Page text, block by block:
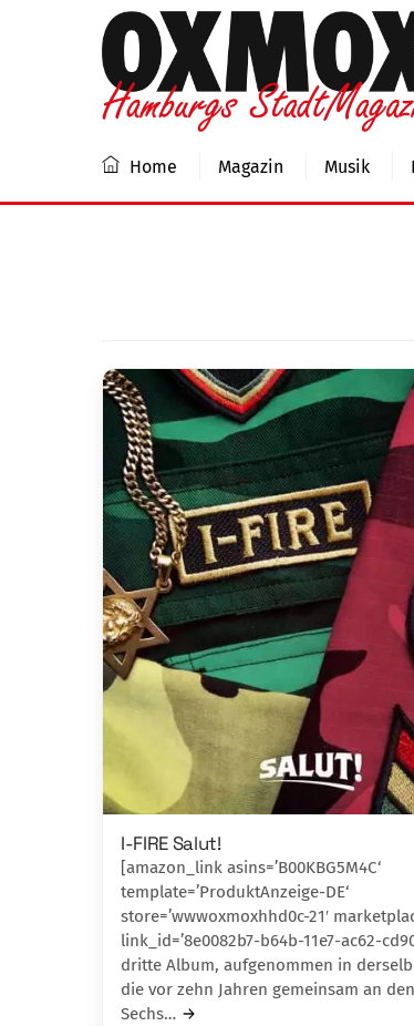
Home Magazin Musik
I-FIRE Salut!
[amazon_link asins=’B00KBG5M4C‘
template=’ProduktAnzeige-DE‘
store=’wwwoxmoxhhd0c-21′
link_id=’8e0082b7-b64b-11e7-ac62-
dritte Album, aufgenommen in
die vor zehn Jahren gemein­sam an
Sechs…